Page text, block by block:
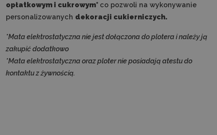
opłatkowym i cukrowym* co pozwoli na wykonywanie
personalizowanych dekoracji cukierniczych.
*Mata elektrostatyczna nie jest dołączona do plotera i należy ją
zakupić dodatkowo
*Mata elektrostatyczna oraz ploter nie posiadają atestu do
kontaktu z żywnością.